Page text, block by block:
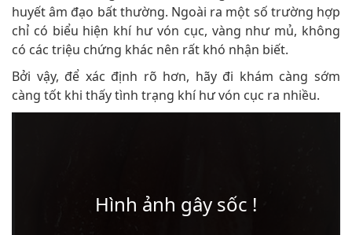
huyết âm đạo bất thường. Ngoài ra một số trường hợp
chỉ có biểu hiện khí hư vón cục, vàng như mủ, không
có các triệu chứng khác nên rất khó nhận biết.
Bởi vậy, để xác định rõ hơn, hãy đi khám càng sớm
càng tốt khi thấy tình trạng khí hư vón cục ra nhiều.